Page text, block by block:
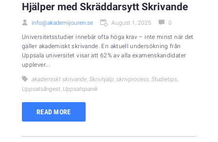
Hjälper med Skräddarsytt Skrivande
info@akademijouren.se August 1, 2025 0
Universitetsstudier innebär ofta höga krav – inte minst när det
gäller akademiskt skrivande. En aktuell undersökning från
Uppsala universitet visar att 62% av alla examenskandidater
upplever...
akademiskt skrivande, Skrivhjälp, skrivprocess, Studietips,
Uppsatsångest, Uppsatspanik
READ MORE